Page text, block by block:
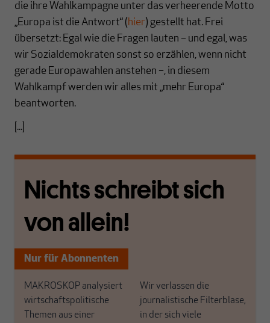
die ihre Wahlkampagne unter das verheerende Motto
„Europa ist die Antwort“ (hier) gestellt hat. Frei
übersetzt: Egal wie die Fragen lauten – und egal, was
wir Sozialdemokraten sonst so erzählen, wenn nicht
gerade Europawahlen anstehen –, in diesem
Wahlkampf werden wir alles mit „mehr Europa“
beantworten.
[...]
Nichts schreibt sich
von allein!
Nur für Abonnenten
MAKROSKOP analysiert
wirtschaftspolitische
Themen aus einer
Wir verlassen die
journalistische Filterblase,
in der sich viele